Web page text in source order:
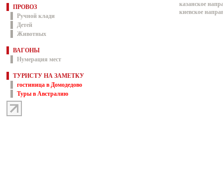
ПРОВОЗ
Ручной клади
Детей
Животных
ВАГОНЫ
Нумерация мест
ТУРИСТУ НА ЗАМЕТКУ
гостиница в Домодедово
Туры в Австралию
казанское
киевское